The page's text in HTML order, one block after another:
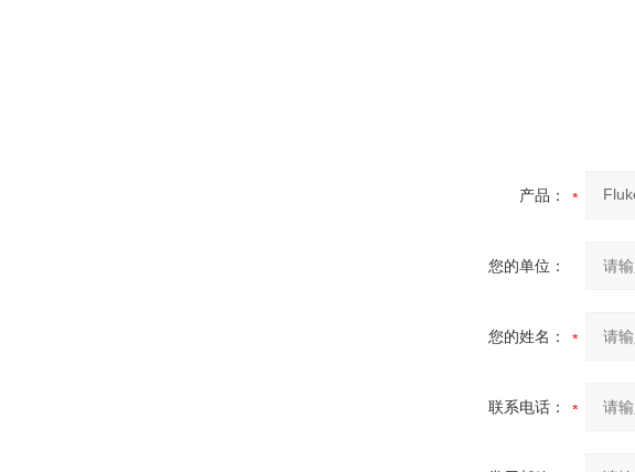
产品：
您的单位：
您的姓名：
联系电话：